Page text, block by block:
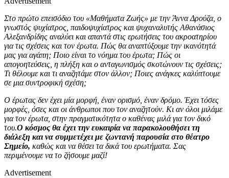
Στο πρώτο επεισόδιο του «Μαθήματα Ζωής» με την Άννα Δρούζα, ο
γνωστός ψυχίατρος, παιδοψυχίατρος και ψυχαναλυτής Αθανάσιος
Αλεξανδρίδης αναλύει και απαντά στις ερωτήσεις του ακροατηρίου
για τις σχέσεις και τον έρωτα. Πώς θα αναπτύξουμε την ικανότητά
μας για αγάπη; Ποιο είναι το νόημα του έρωτα; Πώς οι
απογοητεύσεις, η πλήξη και ο ανταγωνισμός σκοτώνουν τις σχέσεις;
Τι θέλουμε και τι αναζητάμε στον άλλον; Ποιες ανάγκες καλύπτουμε
σε μια συντροφική σχέση;
Ο έρωτας δεν έχει μία μορφή, έναν ορισμό, έναν δρόμο. Έχει τόσες
μορφές, όσες και οι άνθρωποι που τον αναζητούν. Κι αν όλοι μιλάμε
για τον έρωτα, στην πραγματικότητα ο καθένας μιλά για τον δικό
του.Ο κόσμος θα έχει την ευκαιρία να παρακολουθήσει τη
διάλεξη και να συμμετέχει με ζωντανή παρουσία στο θέατρο
Σημείο, καθώς και να θέσει τα δικά του ερωτήματα. Σας
περιμένουμε να το ζήσουμε μαζί!
Advertisement